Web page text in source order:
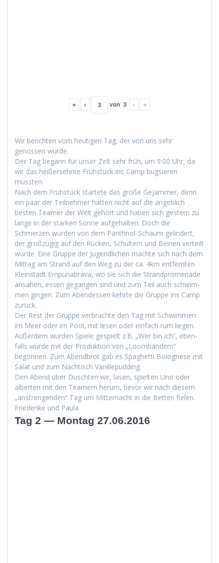
« ‹ von 3 › »
Wir bericht­en vom heuti­gen Tag, der von uns sehr
genossen wurde.
Der Tag begann für unser Zelt sehr früh, um 9:00 Uhr, da
wir das heißersehnte Früh­stück ins Camp bugsieren
mussten.
Nach dem Früh­stück startete das große Gejam­mer, denn
ein paar der Teil­nehmer hat­ten nicht auf die ange­blich
besten Team­er der Welt gehört und haben sich gestern zu
lange in der starken Sonne aufge­hal­ten. Doch die
Schmerzen wur­den von dem Pan­th­nol-Schaum gelin­dert,
der großzügig auf den Rück­en, Schul­tern und Beinen verteilt
wurde. Eine Gruppe der Jugendlichen machte sich nach dem
Mit­tag am Strand auf den Weg zu der ca. 4km ent­fer­n­ten
Kle­in­stadt Empuriabra­va, wo sie sich die Strand­prom­e­nade
ansa­hen, essen gegan­gen sind und zum Teil auch schwim­
men gin­gen. Zum Aben­dessen kehrte die Gruppe ins Camp
zurück.
Der Rest der Gruppe ver­brachte den Tag mit Schwim­men
im Meer oder im Pool, mit lesen oder ein­fach rum liegen.
Außer­dem wur­den Spiele gespielt z.B. „Wer bin ich“, eben­
falls wurde mit der Pro­duk­tion von „Loom­bän­dern“
begonnen. Zum Abend­brot gab es Spaghet­ti Bolog­nese mit
Salat und zum Nachtisch Vanillepudding.
Den Abend über Duscht­en wir, lasen, spiel­ten Uno oder
alberten mit den Team­ern herum, bevor wir nach diesem
„anstren­gen­den“ Tag um Mit­ter­nacht in die Bet­ten fielen.
Friederike und Paula
Tag 2 — Montag 27.06.2016